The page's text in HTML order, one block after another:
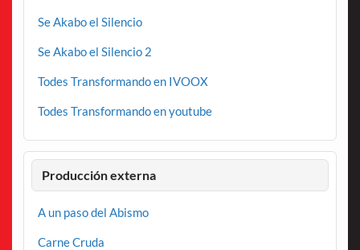
Se Akabo el Silencio
Se Akabo el Silencio 2
Todes Transformando en IVOOX
Todes Transformando en youtube
Producción externa
A un paso del Abismo
Carne Cruda